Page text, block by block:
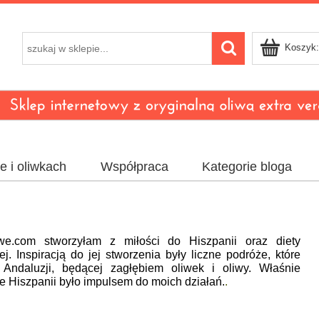
Koszyk:
i oliwkach Współpraca Kategorie bloga
stworzyłam z miłości do Hiszpanii oraz diety
Inspiracją do jej stworzenia były liczne podróże, które
Andaluzji, będącej zagłębiem oliwek i oliwy. Właśnie
Hiszpanii było impulsem do moich działań..